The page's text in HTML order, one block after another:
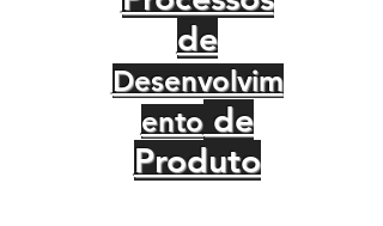
de
Desenvolvim
ento de
Produto